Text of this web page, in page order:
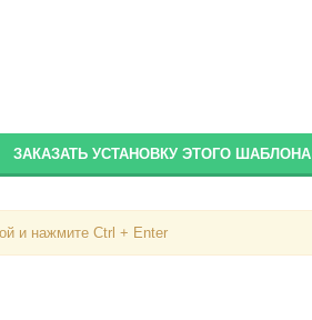
ЗАКАЗАТЬ УСТАНОВКУ ЭТОГО ШАБЛОНА
и нажмите Ctrl + Enter